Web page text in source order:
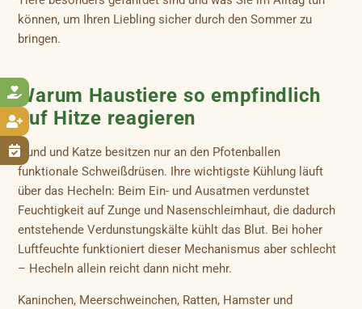



können, um Ihren Liebling sicher durch den Sommer zu
bringen.
Warum Haustiere so empfindlich
auf Hitze reagieren
Hund und Katze besitzen nur an den Pfotenballen
funktionale Schweißdrüsen. Ihre wichtigste Kühlung läuft
über das Hecheln: Beim Ein- und Ausatmen verdunstet
Feuchtigkeit auf Zunge und Nasenschleimhaut, die dadurch
entstehende Verdunstungskälte kühlt das Blut. Bei hoher
Luftfeuchte funktioniert dieser Mechanismus aber schlecht
– Hecheln allein reicht dann nicht mehr.
Kaninchen, Meerschweinchen, Ratten, Hamster und